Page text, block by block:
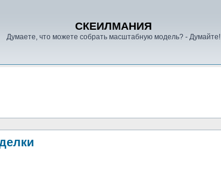
СКЕИЛМАНИЯ
Думаете, что можете собрать масштабную модель? - Думайте!